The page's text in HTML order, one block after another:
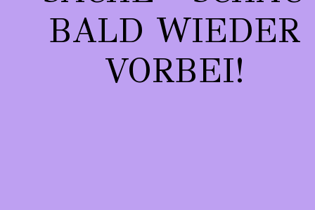
ALD WIEDER V
ORBEI!